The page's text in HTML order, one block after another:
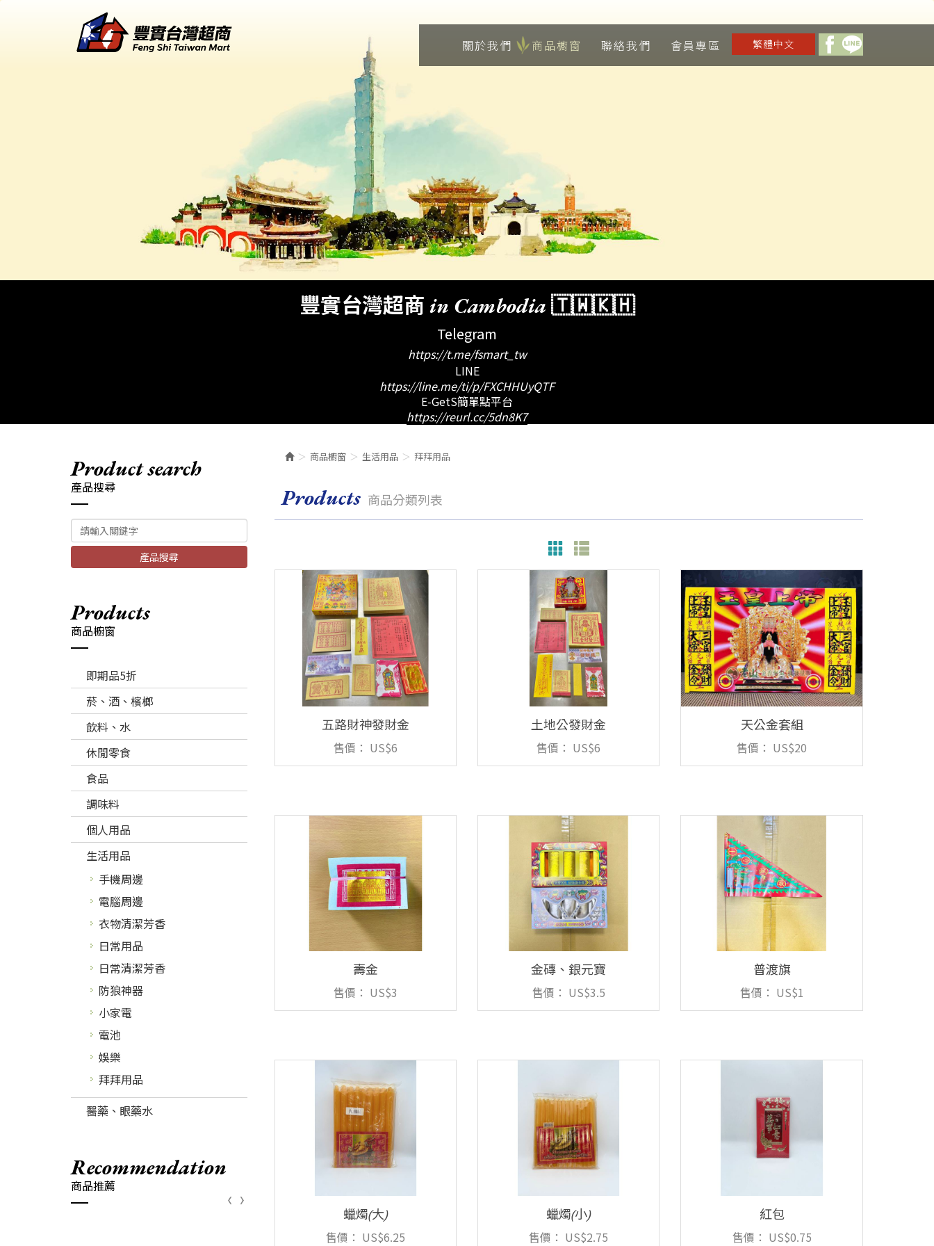
繁體中文
關於我們 商品櫥窗 聯絡我們 會員專區
豐實台灣超商 in Cambodia 🇹🇼🇰🇭
Telegram
https://t.me/fsmart_tw
LINE
https://line.me/ti/p/FXCHHUyQTF
E-GetS簡單點平台
https://reurl.cc/5dn8K7
product search
產品搜尋
產品搜尋
products
商品櫥窗
即期品5折
菸、酒、檳榔
飲料、水
休閒零食
食品
調味料
個人用品
生活用品
手機周邊
電腦周邊
衣物清潔芳香
日常用品
日常清潔芳香
防狼神器
小家電
電池
娛樂
拜拜用品
醫藥、眼藥水
recommendation
商品推薦
商品櫥窗 生活用品 拜拜用品
products 商品分類列表
五路財神發財金
售價： US$6
土地公發財金
售價： US$6
天公金套組
售價： US$20
壽金
售價： US$3
金磚、銀元寶
售價： US$3.5
普渡旗
售價： US$1
蠟燭(大)
售價： US$6.25
蠟燭(小)
售價： US$2.75
紅包
售價： US$0.75